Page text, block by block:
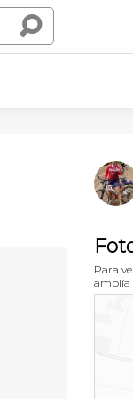
Para
amplía